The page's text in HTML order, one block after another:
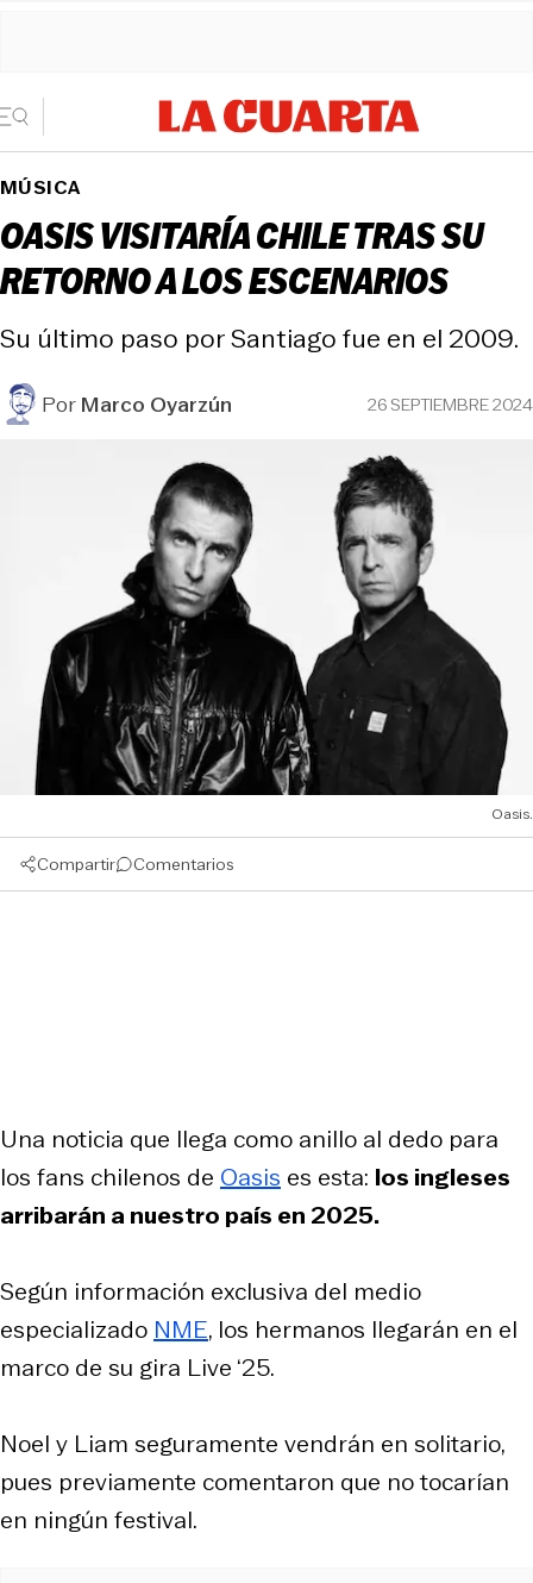
MÚSICA
OASIS VISITARÍA CHILE TRAS SU
RETORNO A LOS ESCENARIOS
Su último paso por Santiago fue en el 2009.
PorMarco Oyarzún 26 SEPTIEMBRE 2024
Oasis.
Compartir Comentarios
Una noticia que llega como anillo al dedo para
los fans chilenos de Oasis es esta: los ingleses
arribarán a nuestro país en 2025.
Según información exclusiva del medio
especializado NME, los hermanos llegarán en el
marco de su gira Live ‘25.
Noel y Liam seguramente vendrán en solitario,
pues previamente comentaron que no tocarían
en ningún festival.